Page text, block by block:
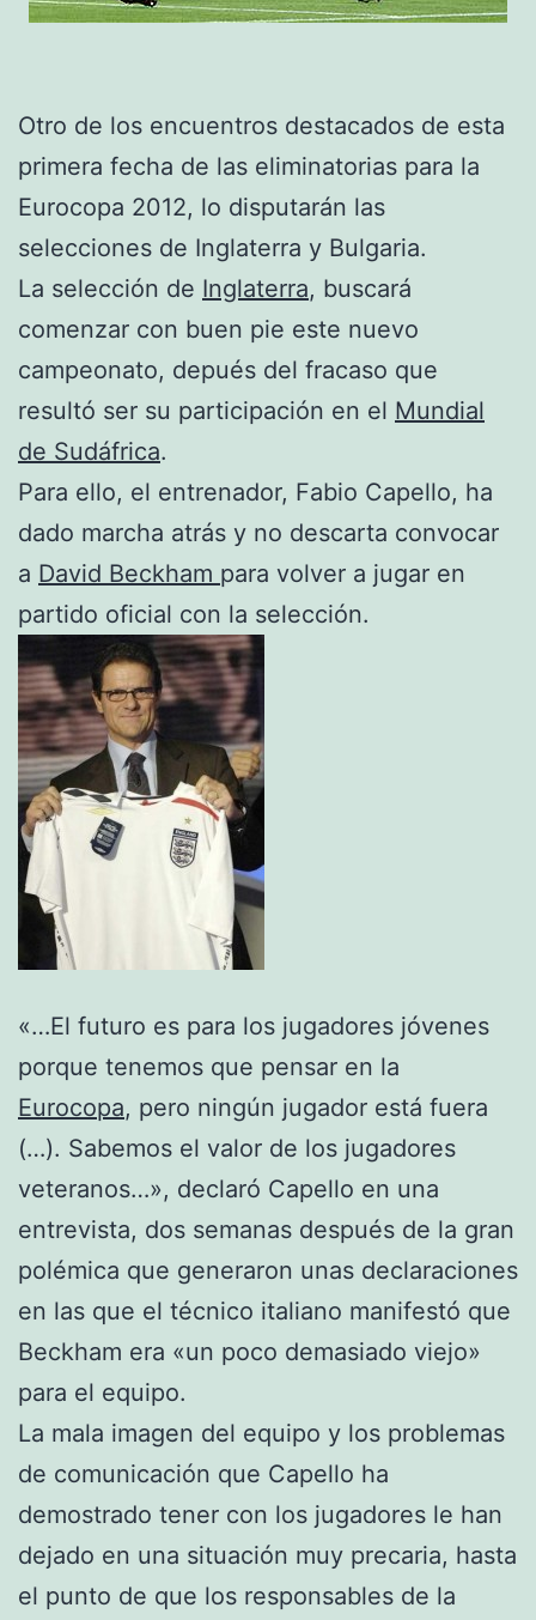
Otro de los encuentros destacados de esta
primera fecha de las eliminatorias para la
Eurocopa 2012, lo disputarán las
selecciones de Inglaterra y Bulgaria.
La selección de Inglaterra, buscará
comenzar con buen pie este nuevo
campeonato, depués del fracaso que
resultó ser su participación en el Mundial
de Sudáfrica.
Para ello, el entrenador, Fabio Capello, ha
dado marcha atrás y no descarta convocar
a David Beckham para volver a jugar en
partido oficial con la selección.
«…El futuro es para los jugadores jóvenes
porque tenemos que pensar en la
Eurocopa, pero ningún jugador está fuera
(…). Sabemos el valor de los jugadores
veteranos…», declaró Capello en una
entrevista, dos semanas después de la gran
polémica que generaron unas declaraciones
en las que el técnico italiano manifestó que
Beckham era «un poco demasiado viejo»
para el equipo.
La mala imagen del equipo y los problemas
de comunicación que Capello ha
demostrado tener con los jugadores le han
dejado en una situación muy precaria, hasta
el punto de que los responsables de la